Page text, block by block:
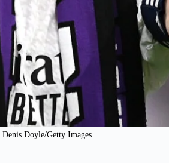
Denis Doyle/Getty Images